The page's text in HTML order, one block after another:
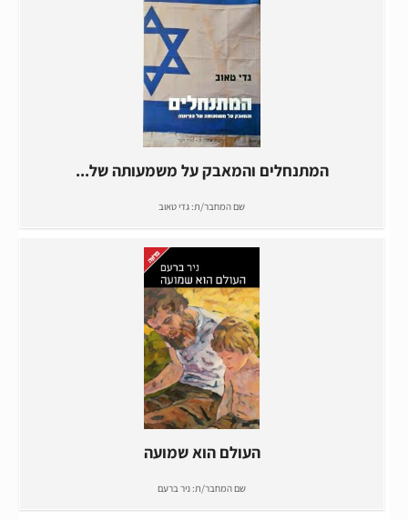
המתנחלים והמאבק על משמעותה של...
שם המחבר/ת:גדי טאוב
העולם הוא שמועה
שם המחבר/ת:ניר ברעם